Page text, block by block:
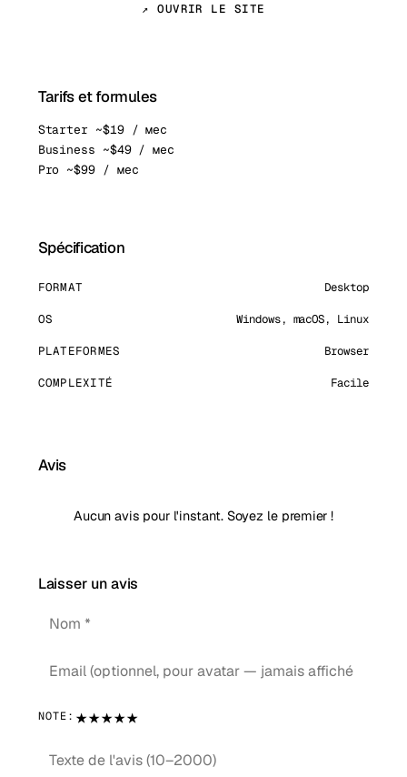
↗ OUVRIR LE SITE
Tarifs et formules
Starter ~$19 / мес
Business ~$49 / мес
Pro ~$99 / мес
Spécification
FORMAT Desktop
OS Windows, macOS, Linux
PLATEFORMES Browser
COMPLEXITÉ Facile
Avis
Aucun avis pour l'instant. Soyez le premier !
Laisser un avis
NOTE: ★★★★★